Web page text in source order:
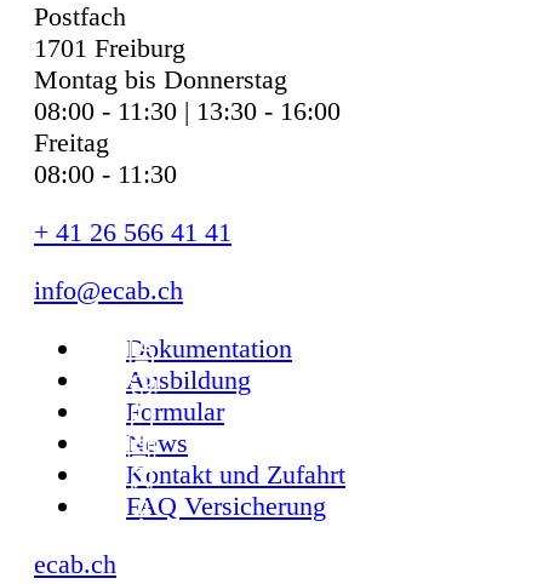
Postfach
1701 Freiburg
Montag bis Donnerstag
08:00 - 11:30 | 13:30 - 16:00
Freitag
08:00 - 11:30
+ 41 26 566 41 41
info@ecab.ch
Dokumentation
Ausbildung
Formular
News
Kontakt und Zufahrt
FAQ Versicherung
ecab.ch